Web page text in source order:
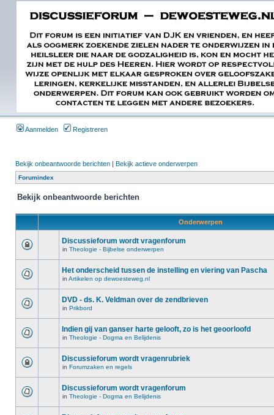
Aanmelden Registreren
Bekijk onbeantwoorde berichten | Bekijk actieve onderwerpen
Forumindex
Bekijk onbeantwoorde berichten
Onderwerpen
Discussieforum wordt vragenforum
in Theologie - Bijbelse onderwerpen
Het onderscheid tussen de instelling en viering van Pascha
in Artikelen op dewoesteweg.nl
DVD - ds. K. Veldman over de zendbrieven
in Prikbord
Indien gij van ganser harte gelooft, zo is het geoorloofd
in Theologie - Dogma en Belijdenis
Discussieforum wordt vragenrubriek
in Forumzaken en regels
Discussieforum wordt vragenforum
in Theologie - Dogma en Belijdenis